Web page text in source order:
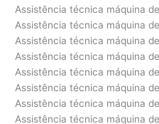
Assistência técnica máquina
Assistência técnica máquina
Assistência técnica máquina
Assistência técnica máquina
Assistência técnica máquina
Assistência técnica máquina
Assistência técnica máquina
Assistência técnica máquina